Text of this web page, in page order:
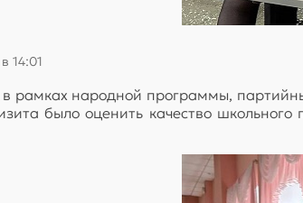
14:01
рамках народной программы,
было оценить качество школьного